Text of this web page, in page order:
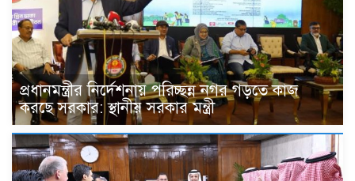
প্রধানমন্ত্রীর নির্দেশনায় পরিচ্ছন্ন নগর গড়তে কাজ
করছে সরকার: স্থানীয় সরকার মন্ত্রী